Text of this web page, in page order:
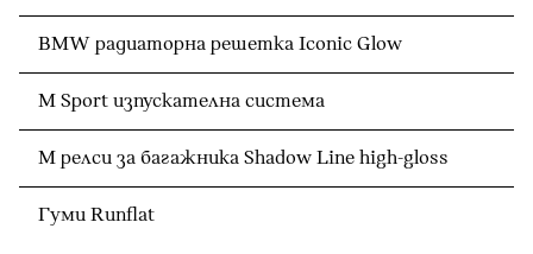
BMW радиаторна решетка Iconic Glow
M Sport изпускателна система
M релси за багажника Shadow Line high-gloss
Гуми Runflat